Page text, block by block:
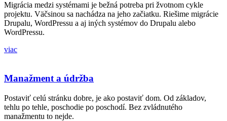
Migrácia medzi systémami je bežná potreba pri žvotnom cykle
projektu. Väčsinou sa nachádza na jeho začiatku. Riešime migrácie
Drupalu, WordPressu a aj iných systémov do Drupalu alebo
WordPressu.
viac
Manažment a údržba
Postaviť celú stránku dobre, je ako postaviť dom. Od základov,
tehlu po tehle, poschodie po poschodí. Bez zvládnutého
manažmentu to nejde.